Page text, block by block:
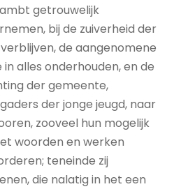
getrouwelijk
bij de zuiverheid der
de aangenomene
in alles onderhouden, en de
der gemeente,
der jonge jeugd, naar
zooveel hun mogelijk
woorden en werken
teneinde zij
die nalatig in het een